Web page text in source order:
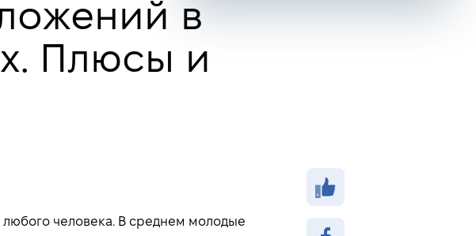
в
Плюсы и
человека. В среднем молодые